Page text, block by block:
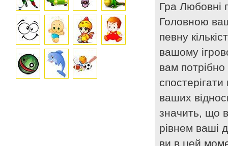
Гра Любовні
Головною
певну
вашому
вам
ваших
значить, що
рівнем ваші
ви в цей